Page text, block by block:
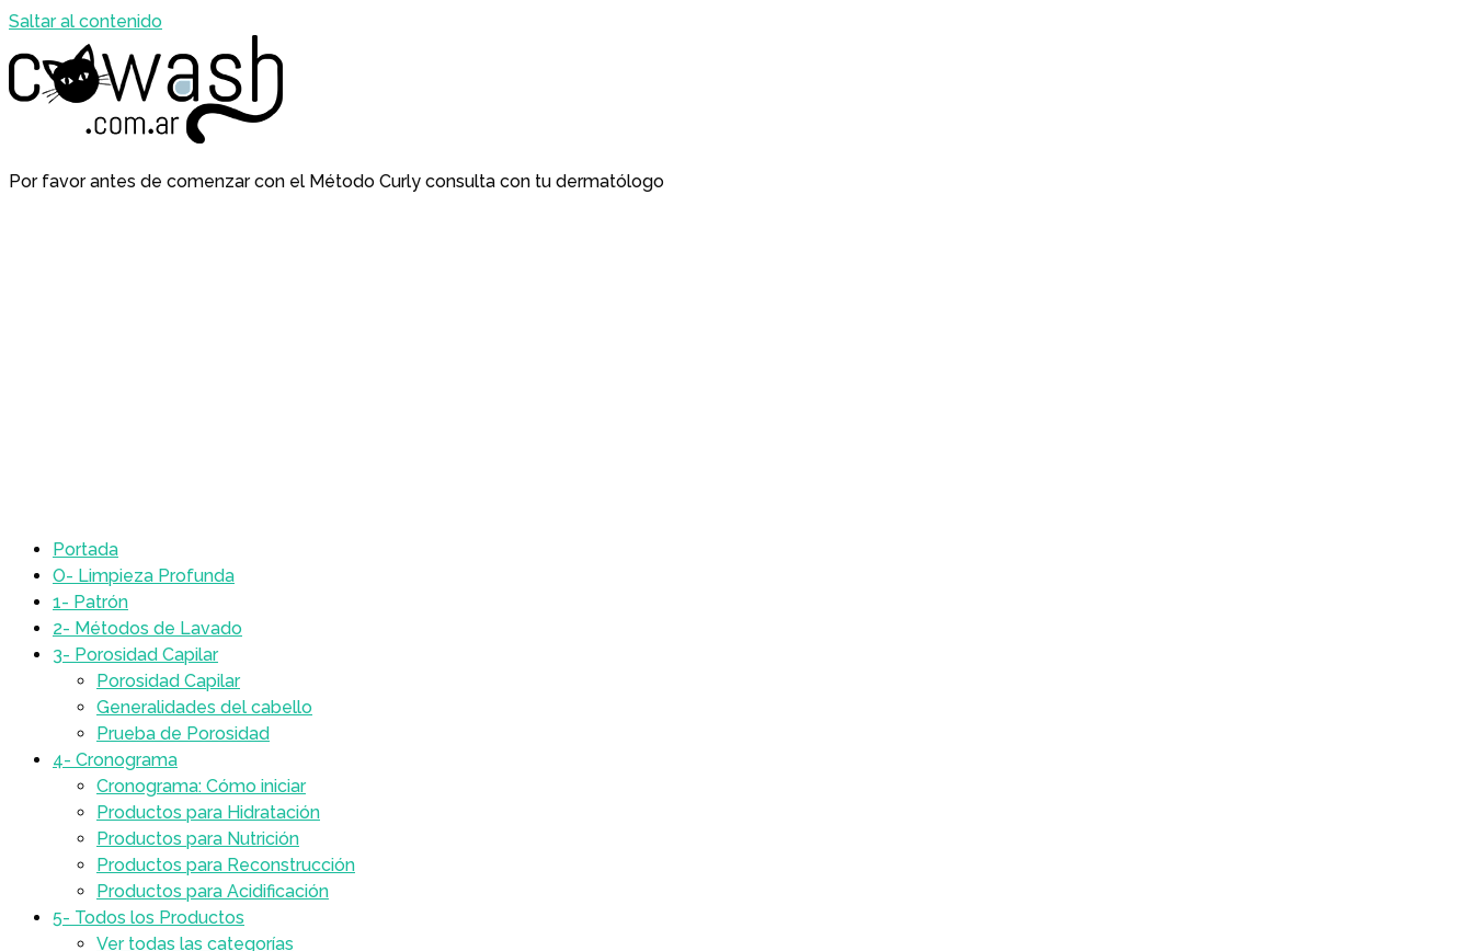
Saltar al contenido
Por favor antes de comenzar con el Método Curly consulta con tu dermatólogo
Portada
O- Limpieza Profunda
1- Patrón
2- Métodos de Lavado
3- Porosidad Capilar
Porosidad Capilar
Generalidades del cabello
Prueba de Porosidad
4- Cronograma
Cronograma: Cómo iniciar
Productos para Hidratación
Productos para Nutrición
Productos para Reconstrucción
Productos para Acidificación
5- Todos los Productos
Ver todas las categorías